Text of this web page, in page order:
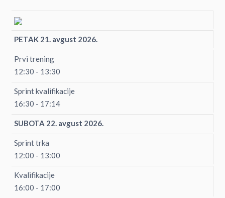
PETAK 21. avgust 2026.
Prvi trening
12:30 - 13:30
Sprint kvalifikacije
16:30 - 17:14
SUBOTA 22. avgust 2026.
Sprint trka
12:00 - 13:00
Kvalifikacije
16:00 - 17:00